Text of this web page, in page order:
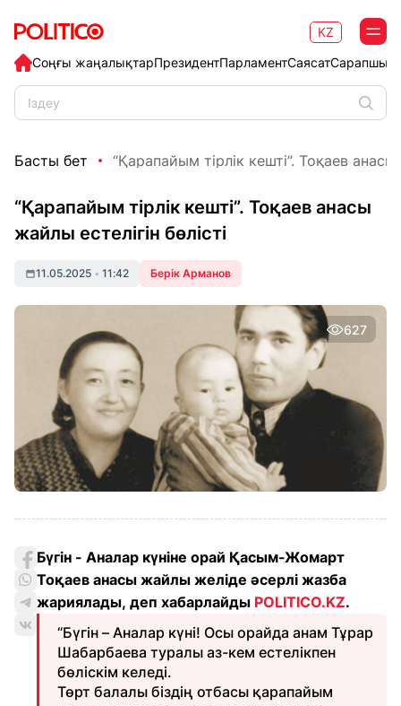
Соңғы жаңалықтарПрезидентПарламентСаясат
KZ
Басты бет “Қарапайым тірлік кешті”. Тоқаев
“Қарапайым тірлік кешті”. Тоқаев анасы
жайлы естелігін бөлісті
11.05.2025 • 11:42 Берік Арманов
627
Бүгін - Аналар күніне орай Қасым-Жомарт
Тоқаев анасы жайлы желіде әсерлі жазба
жариялады, деп хабарлайды POLITICO.KZ.
“Бүгін – Аналар күні! Осы орайда анам Тұрар
Шабарбаева туралы аз-кем естелікпен
бөліскім келеді.
Төрт балалы біздің отбасы қарапайым